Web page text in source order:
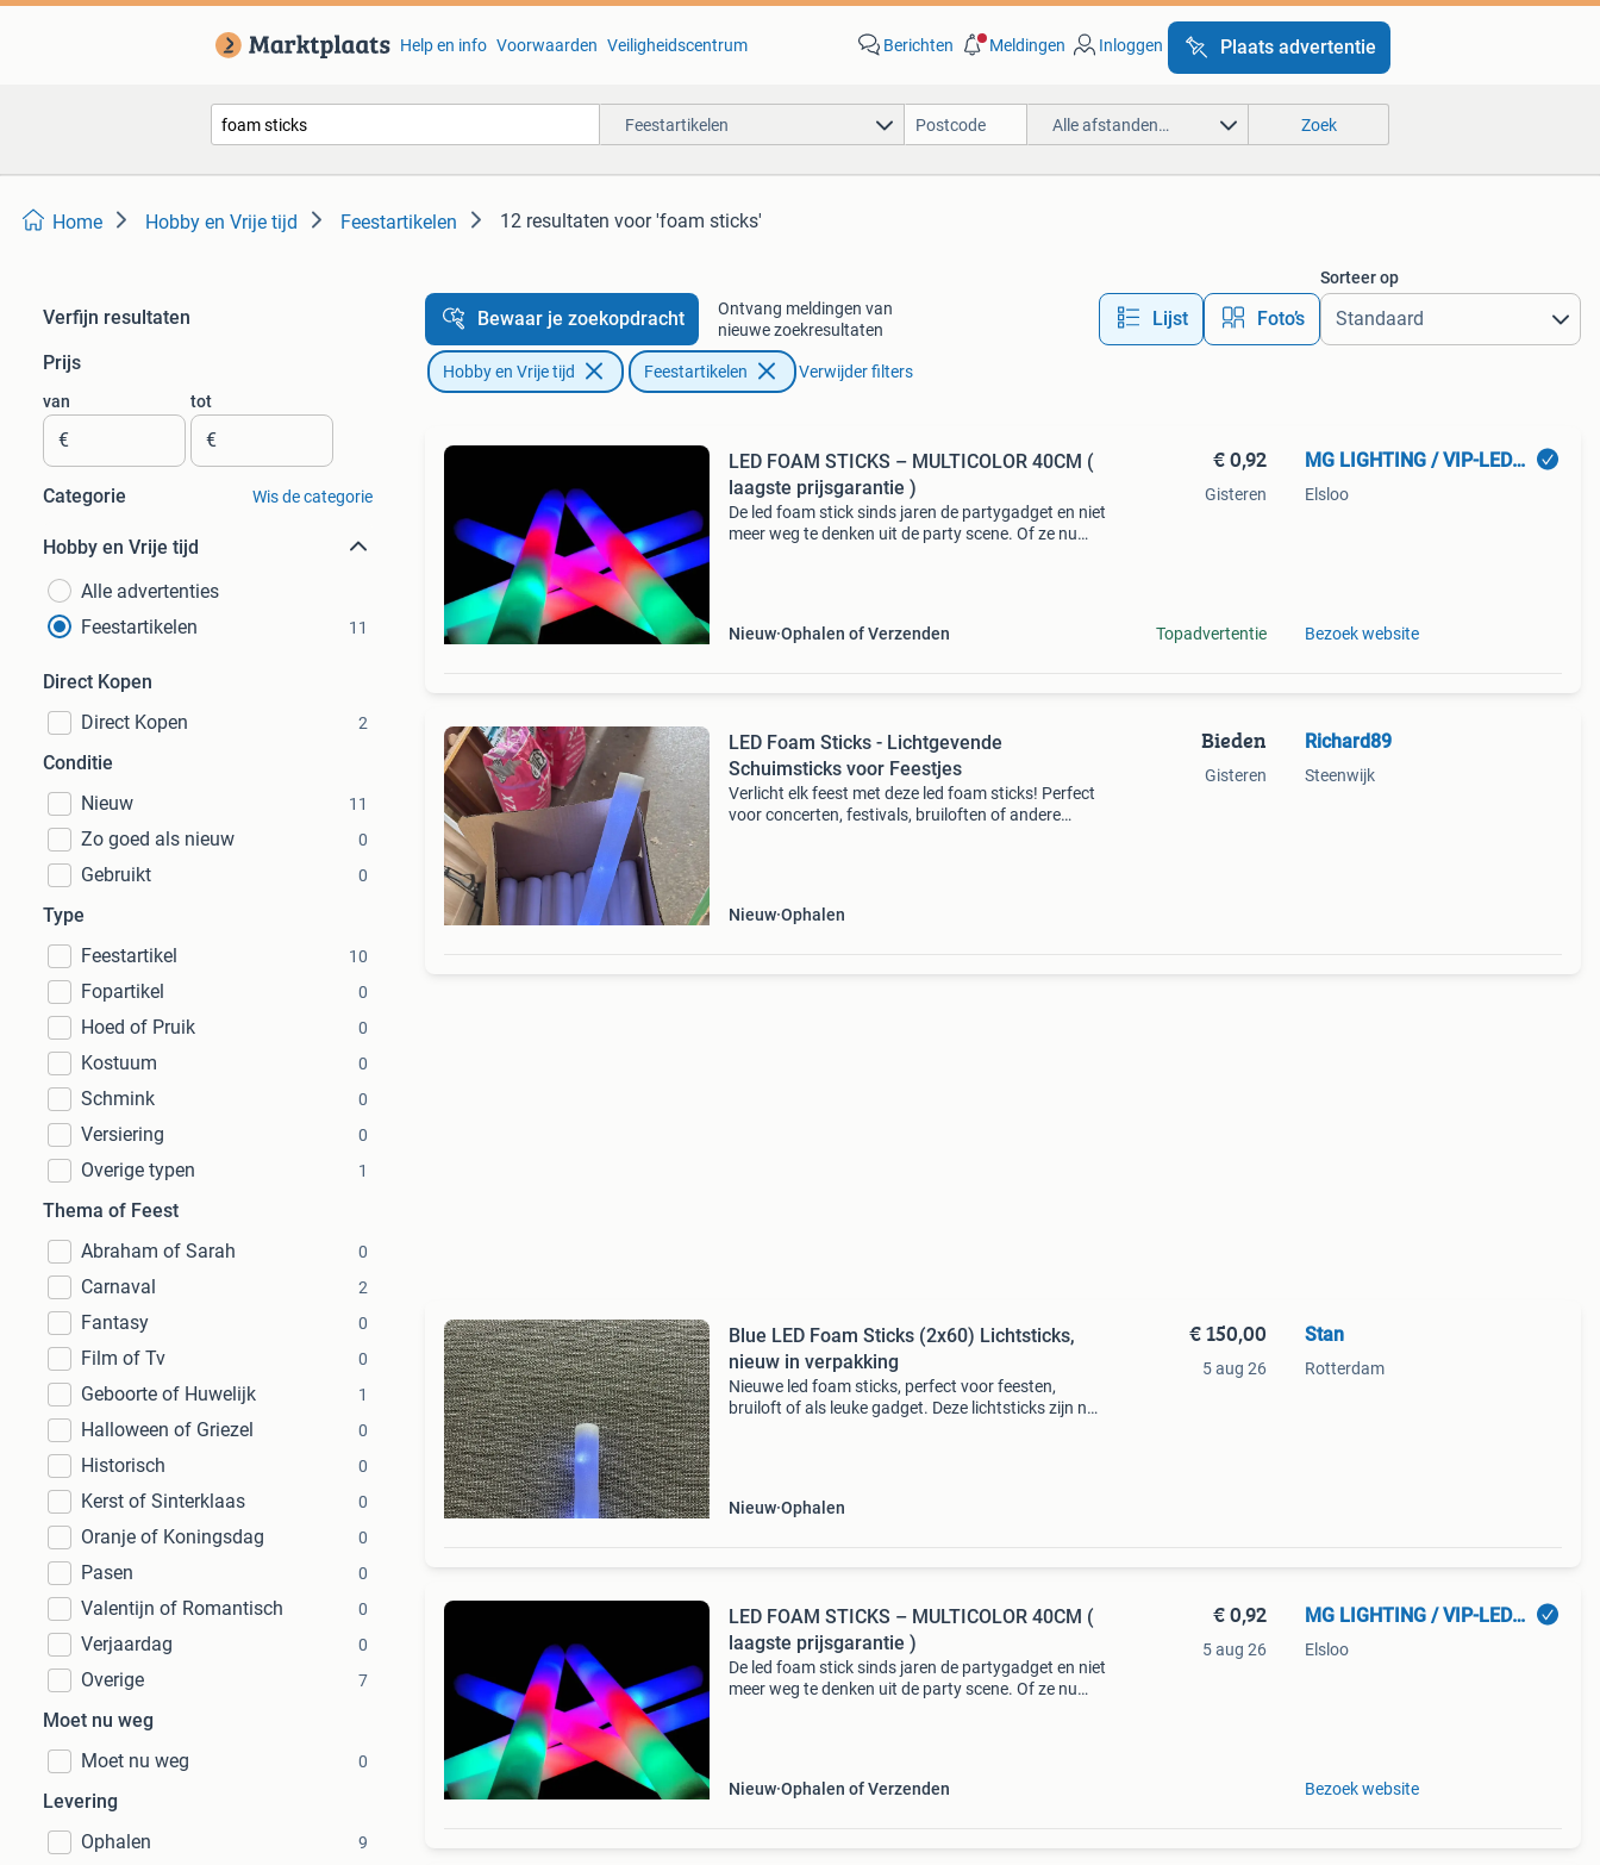
Help en info Voorwaarden Veiligheidscentrum Berichten Meldingen Inloggen Plaats advertentie
Feestartikelen Alle afstanden… Zoek
Home Hobby en Vrije tijd Feestartikelen 12 resultaten voor 'foam sticks'
Verfijn resultaten
Prijs
van
€
tot
€
Categorie Wis de categorie
Hobby en Vrije tijd
Alle advertenties
Feestartikelen
11
Direct Kopen
Direct Kopen
2
Conditie
Nieuw
11
Zo goed als nieuw 0
Gebruikt 0
Type
Feestartikel
10
Fopartikel 0
Hoed of Pruik 0
Kostuum 0
Schmink 0
Versiering 0
Overige typen 1
Thema of Feest
Abraham of Sarah
0
Carnaval 2
Fantasy 0
Film of Tv 0
Geboorte of Huwelijk 1
Halloween of Griezel 0
Historisch 0
Kerst of Sinterklaas 0
Oranje of Koningsdag 0
Pasen 0
Valentijn of Romantisch 0
Verjaardag 0
Overige 7
Moet nu weg
Moet nu weg
0
Levering
Ophalen
9
Bewaar je zoekopdracht
Ontvang meldingen van
nieuwe zoekresultaten
Lijst Foto’s
Sorteer op
Hobby en Vrije tijd Feestartikelen Verwijder filters
LED FOAM STICKS – MULTICOLOR 40CM (
laagste prijsgarantie )
De led foam stick sinds jaren de partygadget en niet
meer weg te denken uit de party scene. Of ze nu
Nieuw Ophalen of Verzenden
€ 0,92
Gisteren
Topadvertentie
MG LIGHTING / VIP-LEDFURNITURE
Elsloo
Bezoek website
LED Foam Sticks - Lichtgevende
Schuimsticks voor Feestjes
Verlicht elk feest met deze led foam sticks! Perfect
voor concerten, festivals, bruiloften of andere
Nieuw Ophalen
Bieden
Gisteren
Richard89
Steenwijk
Blue LED Foam Sticks (2x60) Lichtsticks,
nieuw in verpakking
Nieuwe led foam sticks, perfect voor feesten,
bruiloft of als leuke gadget. Deze lichtsticks zijn nog
Nieuw Ophalen
€ 150,00
5 aug 26
Stan
Rotterdam
LED FOAM STICKS – MULTICOLOR 40CM (
laagste prijsgarantie )
De led foam stick sinds jaren de partygadget en niet
meer weg te denken uit de party scene. Of ze nu
Nieuw Ophalen of Verzenden
€ 0,92
5 aug 26
MG LIGHTING / VIP-LEDFURNITURE
Elsloo
Bezoek website